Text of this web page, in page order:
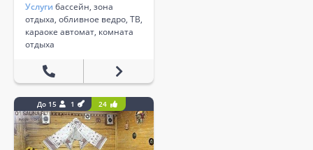
Услуги бассейн, зона
отдыха, обливное ведро, ТВ,
караоке автомат, комната
отдыха
До 15 1 24